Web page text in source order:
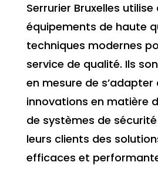
Serrurier Bruxelles utilise
équipements de haute
techniques modernes
service de qualité. Ils
en mesure de s’adapter
innovations en matière
de systèmes de
leurs clients des
efficaces et